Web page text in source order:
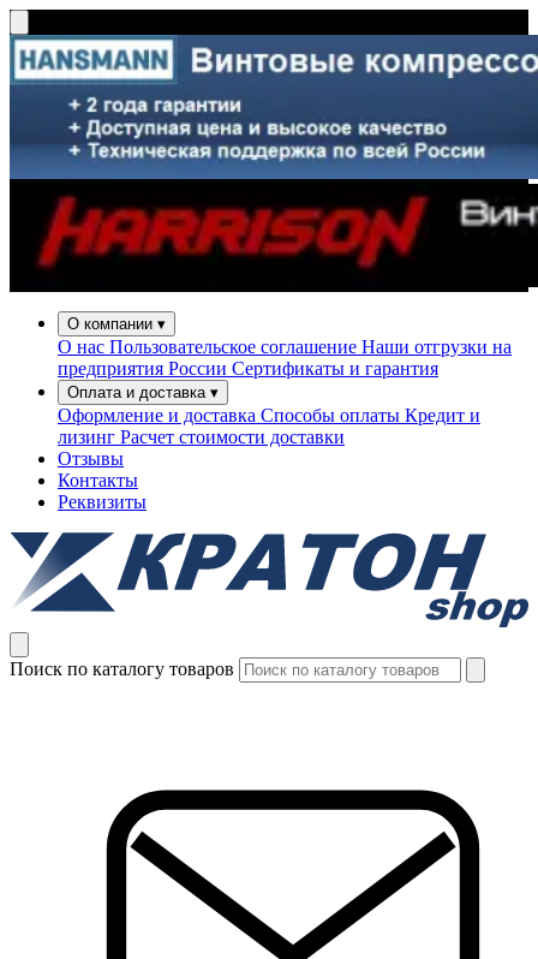
О компании ▾
О нас Пользовательское соглашение Наши отгрузки на
предприятия России Сертификаты и гарантия
Оплата и доставка ▾
Оформление и доставка Способы оплаты Кредит и
лизинг Расчет стоимости доставки
Отзывы
Контакты
Реквизиты
Поиск по каталогу товаров